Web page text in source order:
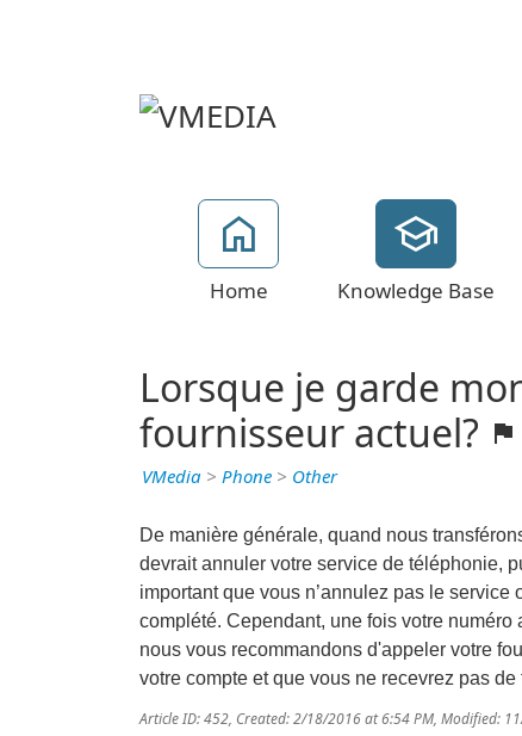
Home Knowledge Base
Lorsque je garde
fournisseur actuel?
VMedia > Phone > Other
De manière générale, quand nous
devrait annuler votre service de téléphonie,
important que vous n’annulez pas le
complété. Cependant, une fois votre
nous vous recommandons d'appeler votre
votre compte et que vous ne recevrez pas
Article ID: 452 Created: 2/18/2016 at 6:54 PM Modified: